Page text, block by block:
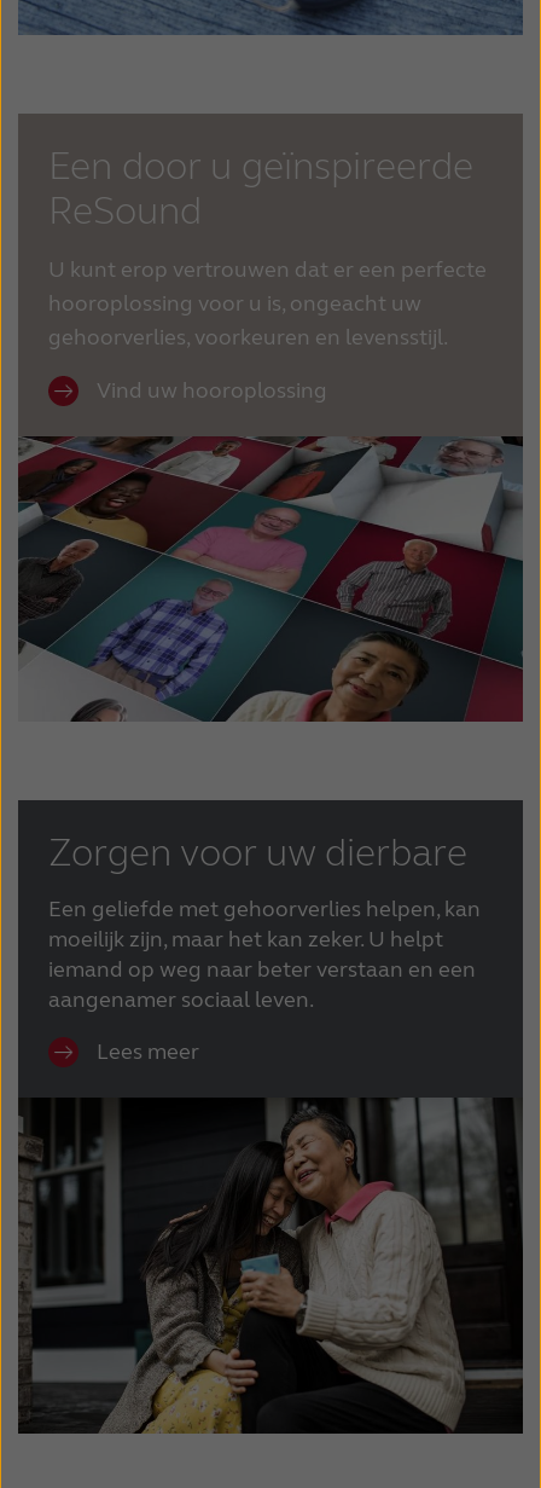
Een door u geïnspireerde
ReSound
U kunt erop vertrouwen dat er een perfecte
hooroplossing voor u is, ongeacht uw
gehoorverlies, voorkeuren en levensstijl.
Vind uw hooroplossing
Zorgen voor uw dierbare
Een geliefde met gehoorverlies helpen, kan
moeilijk zijn, maar het kan zeker. U helpt
iemand op weg naar beter verstaan en een
aangenamer sociaal leven.
Lees meer